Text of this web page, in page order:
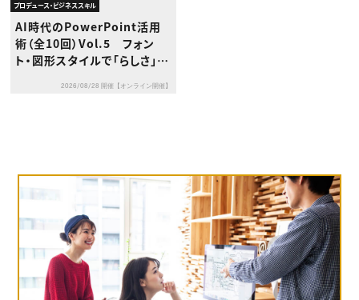
プロフェッショナル×つながる×メディア
プロデュース・ビジネススキル
AI時代のPowerPoint活用
術（全10回）Vol.5 フォン
ト・図形スタイルで「らしさ」を
2026/08/28 開催【オンライン開催】